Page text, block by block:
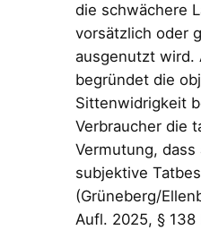
die schwächere
vorsätzlich oder
ausgenutzt wird.
begründet die
Sittenwidrigkeit
Verbraucher die
Vermutung, dass
subjektive
(Grüneberg/
Aufl. 2025, § 138